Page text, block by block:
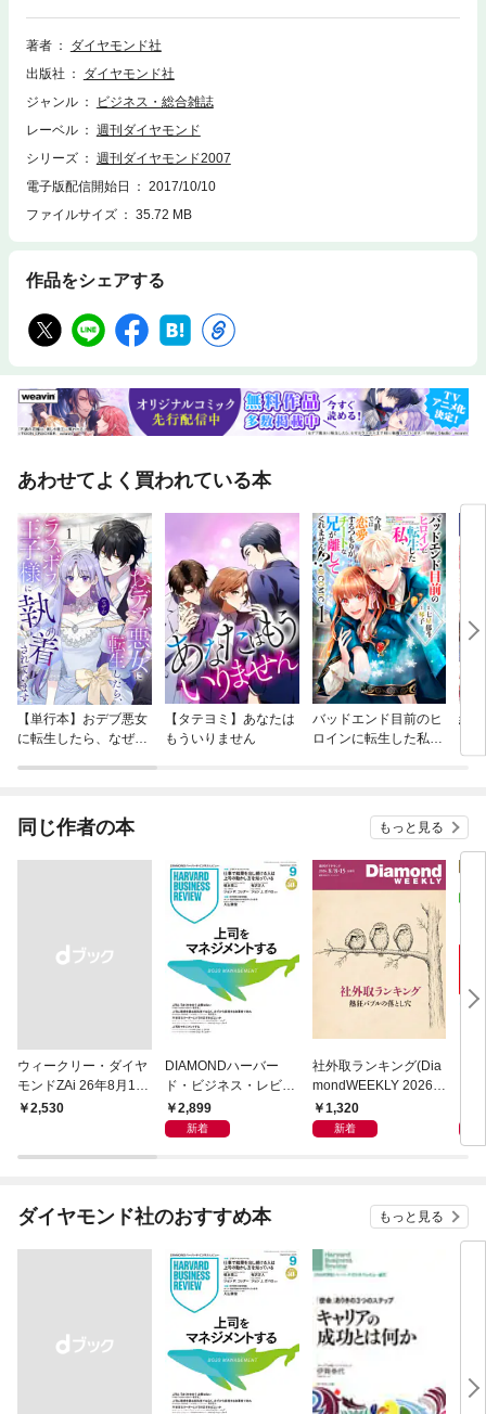
著者
ダイヤモンド社
出版社
ダイヤモンド社
ジャンル
ビジネス・総合雑誌
レーベル
週刊ダイヤモンド
シリーズ
週刊ダイヤモンド2007
電子版配信開始日
2017/10/10
ファイルサイズ
35.72 MB
作品をシェアする
あわせてよく買われている本
【単行本】おデブ悪女
に転生したら、なぜか
【タテヨミ】あなたは
もういりません
バッドエンド目前のヒ
ロインに転生した私、
結
同じ作者の本 もっと見る
ウィークリー・ダイヤ
モンドZAi 26年8月10
日・17日合併号
￥2,530
DIAMONDハーバー
ド・ビジネス・レビュ
ー 2026年9月号 特集
「上司をマネジメント
2,899
新着
社外取ランキング(Dia
mondWEEKLY 2026年
8/8・15合併号)
1,320
新着
ダイヤモンド社のおすすめ本 もっと見る